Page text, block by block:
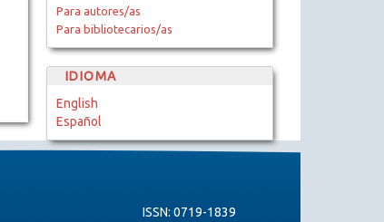
Para autores/as
Para bibliotecarios/as
IDIOMA
English
Español
ISSN: 0719-1839